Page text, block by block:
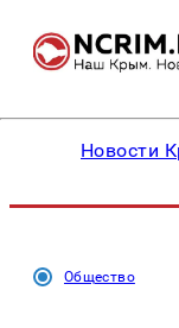
Новости
Общество